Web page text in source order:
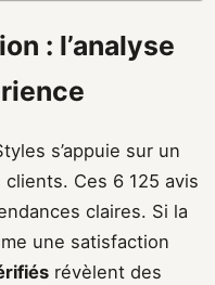
: l’analyse
s’appuie sur un
Ces 6 125 avis
claires. Si la
une satisfaction
révèlent des